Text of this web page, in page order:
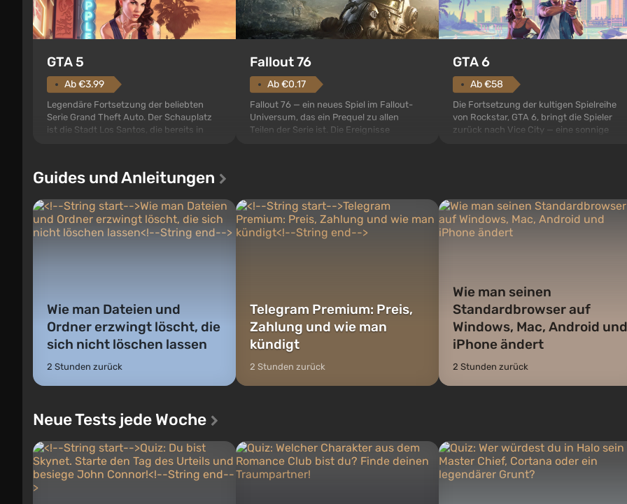
GTA 5
Ab €3.99
Legendäre Fortsetzung der beliebten
Serie Grand Theft Auto. Der Schauplatz
ist die Stadt Los Santos, die bereits in
Michael, Trevor und Franklin, zwischen
Fallout 76
Ab €0.17
Fallout 76 — ein neues Spiel im Fallout-
Universum, das ein Prequel zu allen
Teilen der Serie ist. Die Ereignisse
GTA 6
Ab €58
Die Fortsetzung der kultigen Spielreihe
von Rockstar, GTA 6, bringt die Spieler
zurück nach Vice City — eine sonnige
Guides und Anleitungen
Wie man Dateien und
Ordner erzwingt löscht, die
sich nicht löschen lassen
2 Stunden zurück
Telegram Premium: Preis,
Zahlung und wie man
kündigt
2 Stunden zurück
Wie man seinen
Standardbrowser auf
Windows, Mac, Android und
iPhone ändert
2 Stunden zurück
Neue Tests jede Woche